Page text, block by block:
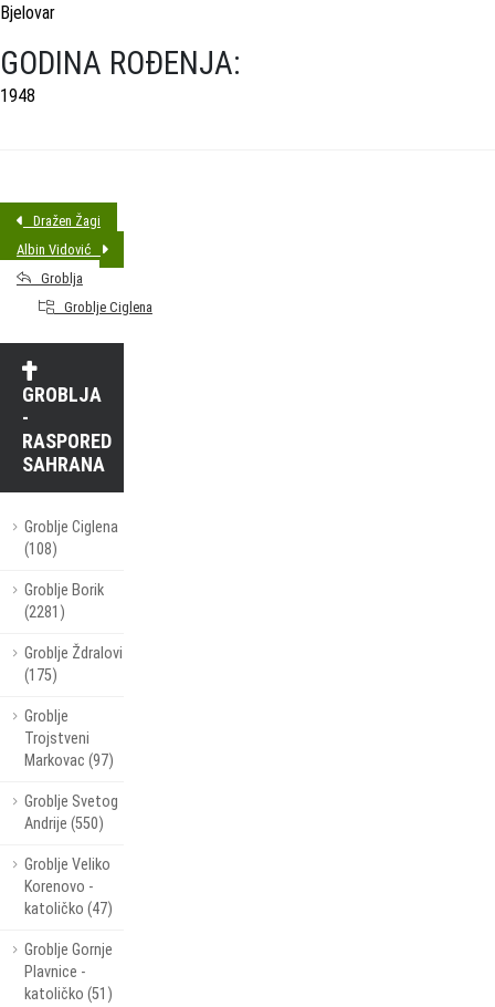
Bjelovar
GODINA ROĐENJA:
1948
Dražen Žagi
Albin Vidović
Groblja
Groblje Ciglena
GROBLJA
-
RASPORED
SAHRANA
Groblje Ciglena
(108)
Groblje Borik
(2281)
Groblje Ždralovi
(175)
Groblje
Trojstveni
Markovac (97)
Groblje Svetog
Andrije (550)
Groblje Veliko
Korenovo -
katoličko (47)
Groblje Gornje
Plavnice -
katoličko (51)